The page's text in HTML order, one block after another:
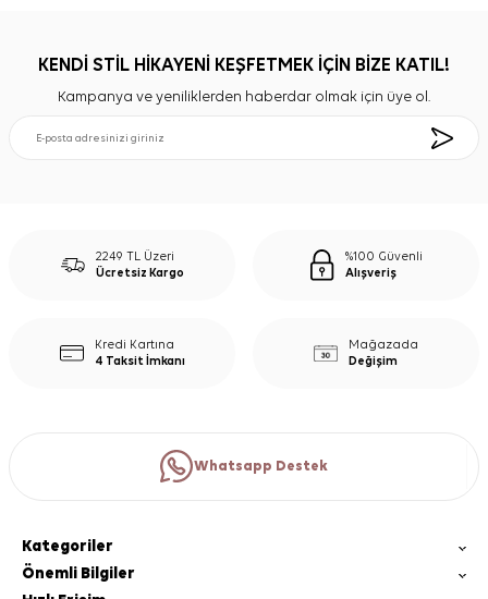
KENDİ STİL HİKAYENİ KEŞFETMEK İÇİN BİZE KATIL!
Kampanya ve yeniliklerden haberdar olmak için üye ol.
2249 TL Üzeri
Ücretsiz Kargo
%100 Güvenli
Alışveriş
Kredi Kartına
4 Taksit İmkanı
Mağazada
Değişim
Whatsapp Destek
Kategoriler
Önemli Bilgiler